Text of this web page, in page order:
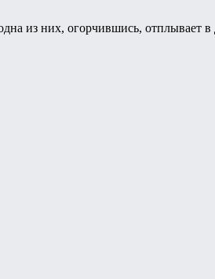
из них, огорчившись, отплывает